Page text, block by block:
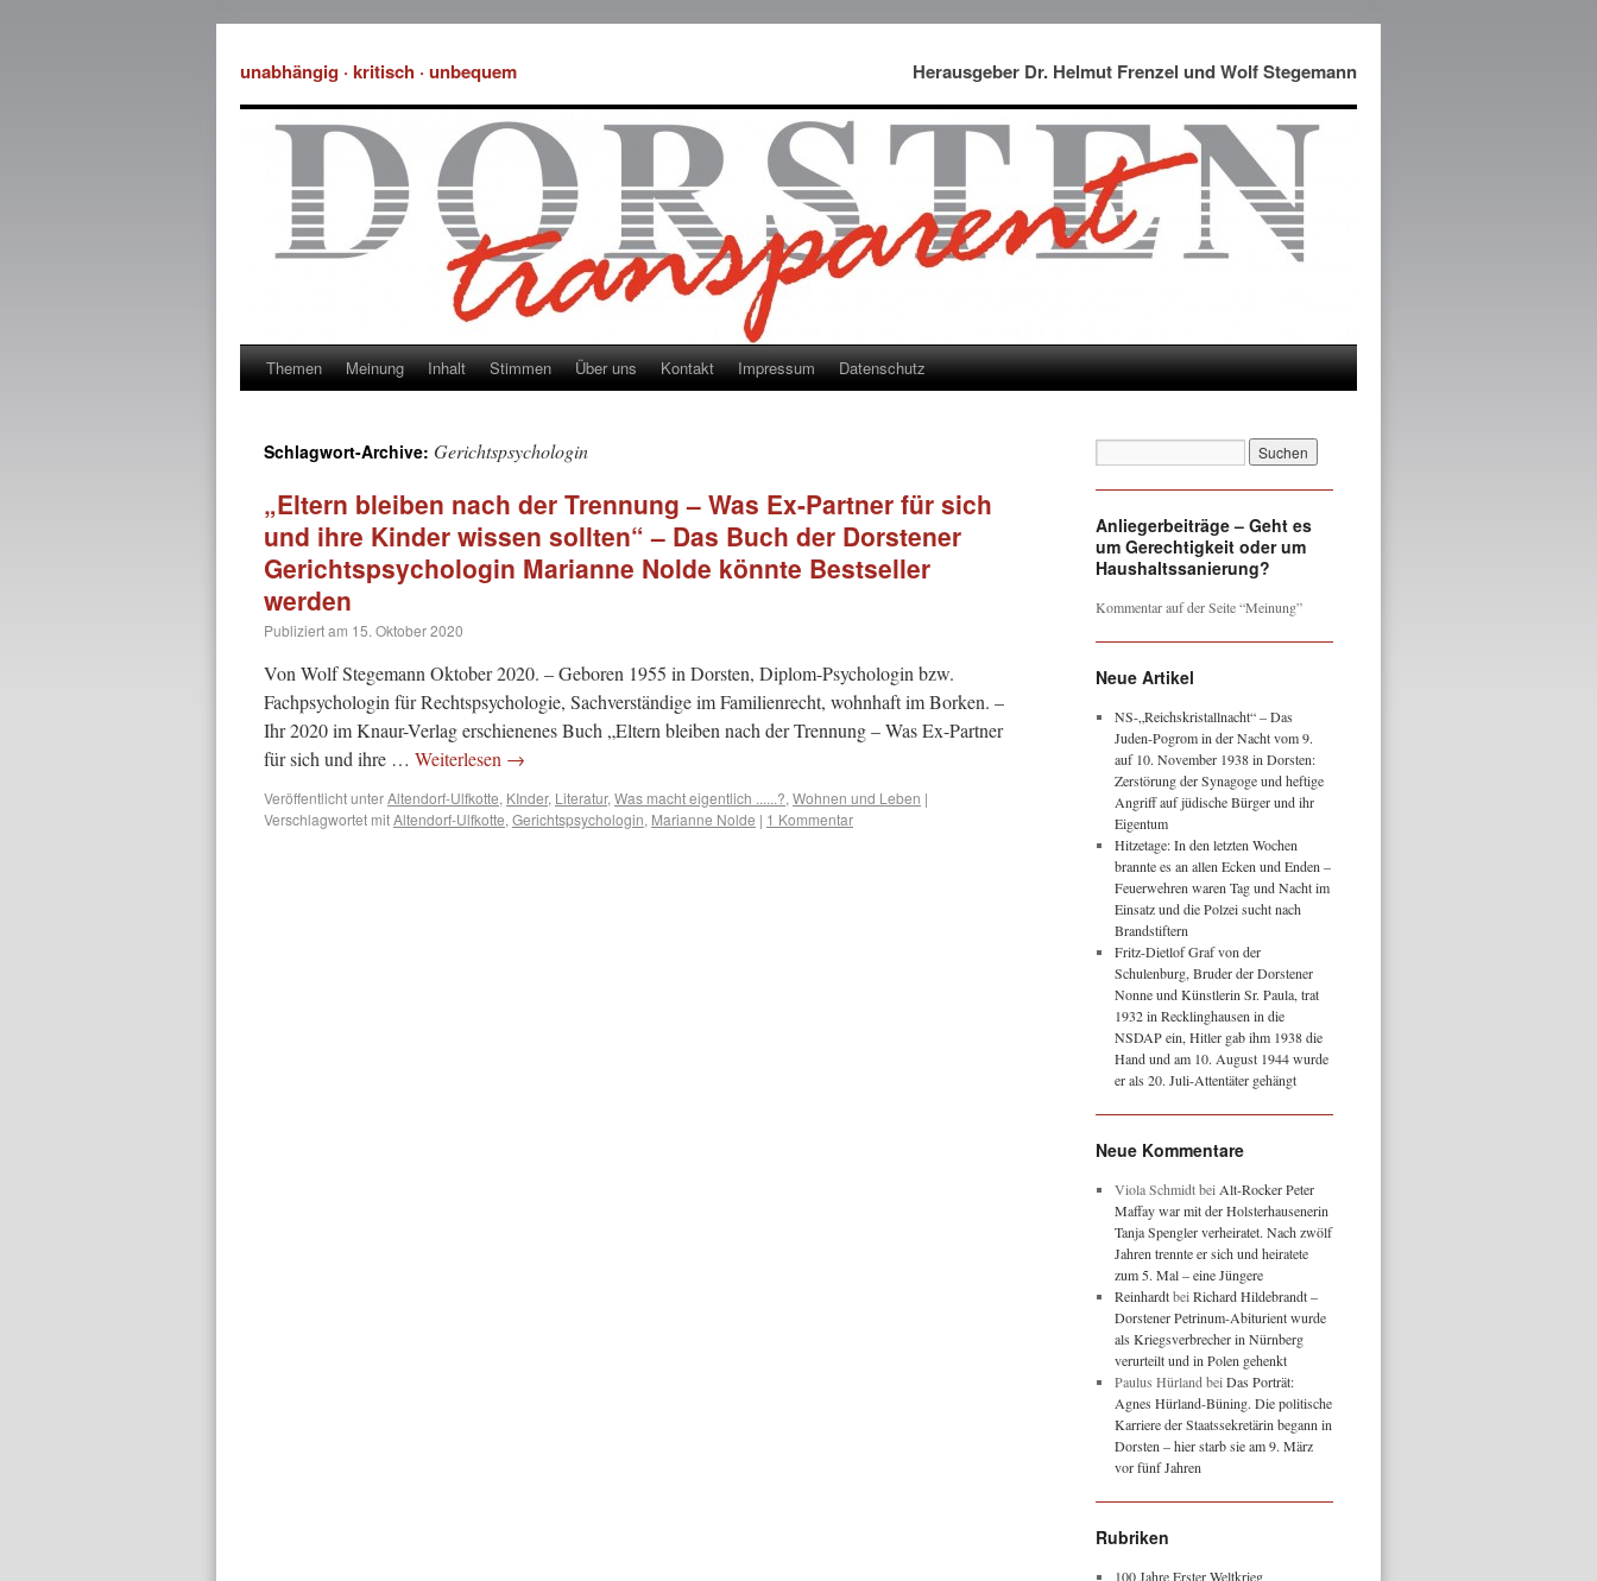
unabhängig · kritisch · unbequem Herausgeber Dr. Helmut Frenzel und Wolf Stegemann
Themen Meinung Inhalt Stimmen Über uns Kontakt Impressum Datenschutz
Schlagwort-Archive: Gerichtspsychologin
„Eltern bleiben nach der Trennung – Was Ex-Partner für sich
und ihre Kinder wissen sollten“ – Das Buch der Dorstener
Gerichtspsychologin Marianne Nolde könnte Bestseller
werden
Publiziert am 15. Oktober 2020
Von Wolf Stegemann Oktober 2020. – Geboren 1955 in Dorsten, Diplom-Psychologin bzw.
Fachpsychologin für Rechtspsychologie, Sachverständige im Familienrecht, wohnhaft im Borken. –
Ihr 2020 im Knaur-Verlag erschienenes Buch „Eltern bleiben nach der Trennung – Was Ex-Partner
für sich und ihre … Weiterlesen →
Veröffentlicht unterAltendorf-Ulfkotte, KInder, Literatur, Was macht eigentlich ......?, Wohnen und Leben |
Verschlagwortet mitAltendorf-Ulfkotte, Gerichtspsychologin, Marianne Nolde | 1 Kommentar
Anliegerbeiträge – Geht es
um Gerechtigkeit oder um
Haushaltssanierung?
Kommentar auf der Seite “Meinung”
Neue Artikel
NS-„Reichskristallnacht“ – Das
Juden-Pogrom in der Nacht vom 9.
auf 10. November 1938 in Dorsten:
Zerstörung der Synagoge und heftige
Angriff auf jüdische Bürger und ihr
Eigentum
Hitzetage: In den letzten Wochen
brannte es an allen Ecken und Enden –
Feuerwehren waren Tag und Nacht im
Einsatz und die Polzei sucht nach
Brandstiftern
Fritz-Dietlof Graf von der
Schulenburg, Bruder der Dorstener
Nonne und Künstlerin Sr. Paula, trat
1932 in Recklinghausen in die
NSDAP ein, Hitler gab ihm 1938 die
Hand und am 10. August 1944 wurde
er als 20. Juli-Attentäter gehängt
Neue Kommentare
Viola Schmidtbei Alt-Rocker Peter
Maffay war mit der Holsterhausenerin
Tanja Spengler verheiratet. Nach zwölf
Jahren trennte er sich und heiratete
zum 5. Mal – eine Jüngere
Reinhardtbei Richard Hildebrandt –
Dorstener Petrinum-Abiturient wurde
als Kriegsverbrecher in Nürnberg
verurteilt und in Polen gehenkt
Paulus Hürland bei Das Porträt:
Agnes Hürland-Büning. Die politische
Karriere der Staatssekretärin begann in
Dorsten – hier starb sie am 9. März
vor fünf Jahren
Rubriken
100 Jahre Erster Weltkrieg